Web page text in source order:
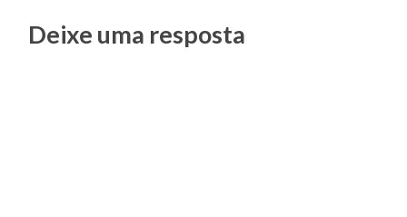
Posts
Deixe uma resposta